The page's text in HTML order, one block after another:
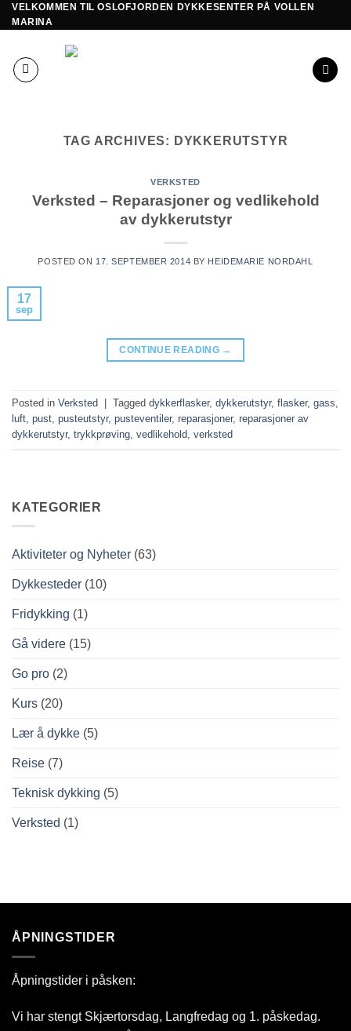
Skip
to
VELKOMMEN TIL OSLOFJORDEN DYKKESENTER PÅ VOLLEN
MARINA
TAG ARCHIVES: DYKKERUTSTYR
KATEGORIER
Aktiviteter og Nyheter (63)
Dykkesteder (10)
Fridykking (1)
Gå videre (15)
Go pro (2)
Kurs (20)
Lær å dykke (5)
Reise (7)
Teknisk dykking (5)
Verksted (1)
VERKSTED
Verksted – Reparasjoner og vedlikehold
av dykkerutstyr
POSTED ON 17. SEPTEMBER 2014 BY HEIDEMARIE NORDAHL
17
sep
CONTINUE READING →
Posted in Verksted Tagged dykkerflasker, dykkerutstyr, flasker, gass
luft pust pusteutstyr, pusteventiler, reparasjoner, reparasjoner av
dykkerutstyr, trykkprøving vedlikehold verksted
ÅPNINGSTIDER
Åpningstider i påsken:
Vi har stengt Skjærtorsdag, Langfredag og 1. påskedag.